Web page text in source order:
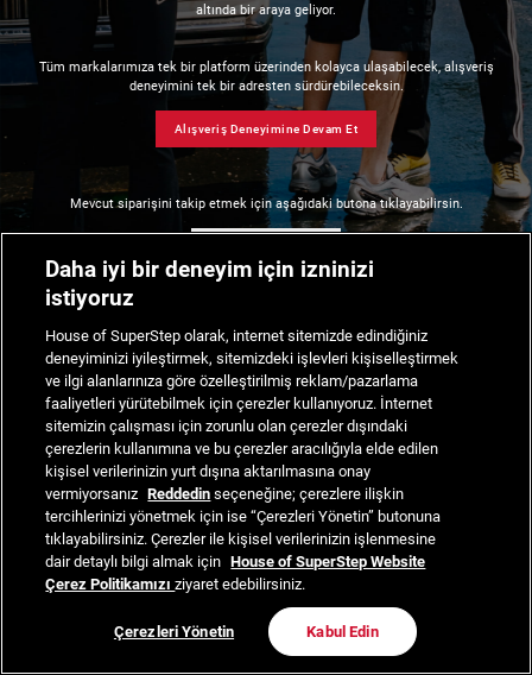
altında bir araya geliyor.
Tüm markalarımıza tek bir platform üzerinden kolayca ulaşabilecek, alışveriş
deneyimini tek bir adresten sürdürebileceksin.
Alışveriş Deneyimine Devam Et
Mevcut siparişini takip etmek için aşağıdaki butona tıklayabilirsin.
Daha iyi bir deneyim için izninizi
istiyoruz
House of SuperStep olarak, internet sitemizde edindiğiniz
deneyiminizi iyileştirmek, sitemizdeki işlevleri kişiselleştirmek
ve ilgi alanlarınıza göre özelleştirilmiş reklam/pazarlama
faaliyetleri yürütebilmek için çerezler kullanıyoruz. İnternet
sitemizin çalışması için zorunlu olan çerezler dışındaki
çerezlerin kullanımına ve bu çerezler aracılığıyla elde edilen
kişisel verilerinizin yurt dışına aktarılmasına onay
vermiyorsanız Reddedin seçeneğine; çerezlere ilişkin
tercihlerinizi yönetmek için ise “Çerezleri Yönetin” butonuna
tıklayabilirsiniz. Çerezler ile kişisel verilerinizin işlenmesine
dair detaylı bilgi almak için House of SuperStep Website
Çerez Politikamızıziyaret edebilirsiniz.
Çerezleri Yönetin Kabul Edin